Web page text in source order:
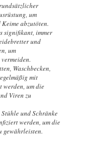
um
abzutöten.
signifikant, immer
und
um
Waschbecken,
mit
um die
Viren zu
und Schränke
werden, um die
gewährleisten.